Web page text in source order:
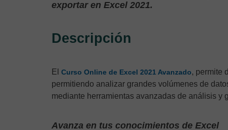
exportar en Excel 2021.
Descripción
El Curso Online de Excel 2021 Avanzado, permite
permitiendo analizar grandes volúmenes de
mediante herramientas avanzadas de análisis y
Avanza en tus conocimientos de Excel